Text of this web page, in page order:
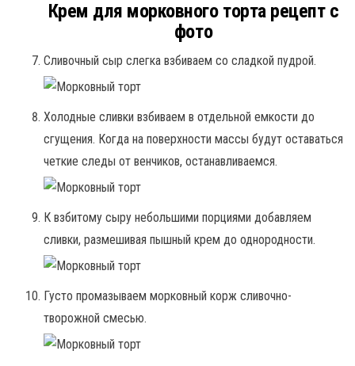
Крем для морковного торта рецепт с
фото
Сливочный сыр слегка взбиваем со сладкой пудрой.
Холодные сливки взбиваем в отдельной емкости до
сгущения. Когда на поверхности массы будут оставаться
четкие следы от венчиков, останавливаемся.
К взбитому сыру небольшими порциями добавляем
сливки, размешивая пышный крем до однородности.
Густо промазываем морковный корж сливочно-
творожной смесью.